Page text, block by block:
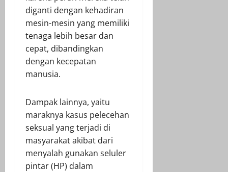
diganti dengan kehadiran
mesin-mesin yang memiliki
tenaga lebih besar dan
cepat, dibandingkan
dengan kecepatan
manusia.
Dampak lainnya, yaitu
maraknya kasus pelecehan
seksual yang terjadi di
masyarakat akibat dari
menyalah gunakan seluler
pintar (HP) dalam